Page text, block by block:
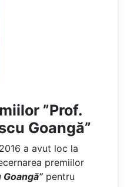
”Prof.
Goangă”
a avut loc la
premiilor
pentru